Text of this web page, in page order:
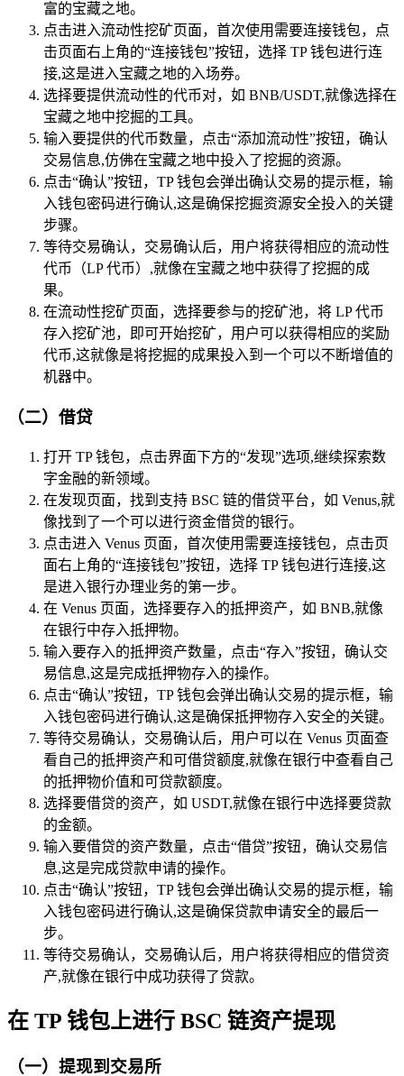
富的宝藏之地。
点击进入流动性挖矿页面，首次使用需要连接钱包，点
击页面右上角的“连接钱包”按钮，选择 TP 钱包进行连
接,这是进入宝藏之地的入场券。
选择要提供流动性的代币对，如 BNB/USDT,就像选择在
宝藏之地中挖掘的工具。
输入要提供的代币数量，点击“添加流动性”按钮，确认
交易信息,仿佛在宝藏之地中投入了挖掘的资源。
点击“确认”按钮，TP 钱包会弹出确认交易的提示框，输
入钱包密码进行确认,这是确保挖掘资源安全投入的关键
步骤。
等待交易确认，交易确认后，用户将获得相应的流动性
代币（LP 代币）,就像在宝藏之地中获得了挖掘的成
果。
在流动性挖矿页面，选择要参与的挖矿池，将 LP 代币
存入挖矿池，即可开始挖矿，用户可以获得相应的奖励
代币,这就像是将挖掘的成果投入到一个可以不断增值的
机器中。
（二）借贷
打开 TP 钱包，点击界面下方的“发现”选项,继续探索数
字金融的新领域。
在发现页面，找到支持 BSC 链的借贷平台，如 Venus,就
像找到了一个可以进行资金借贷的银行。
点击进入 Venus 页面，首次使用需要连接钱包，点击页
面右上角的“连接钱包”按钮，选择 TP 钱包进行连接,这
是进入银行办理业务的第一步。
在 Venus 页面，选择要存入的抵押资产，如 BNB,就像
在银行中存入抵押物。
输入要存入的抵押资产数量，点击“存入”按钮，确认交
易信息,这是完成抵押物存入的操作。
点击“确认”按钮，TP 钱包会弹出确认交易的提示框，输
入钱包密码进行确认,这是确保抵押物存入安全的关键。
等待交易确认，交易确认后，用户可以在 Venus 页面查
看自己的抵押资产和可借贷额度,就像在银行中查看自己
的抵押物价值和可贷款额度。
选择要借贷的资产，如 USDT,就像在银行中选择要贷款
的金额。
输入要借贷的资产数量，点击“借贷”按钮，确认交易信
息,这是完成贷款申请的操作。
点击“确认”按钮，TP 钱包会弹出确认交易的提示框，输
入钱包密码进行确认,这是确保贷款申请安全的最后一
步。
等待交易确认，交易确认后，用户将获得相应的借贷资
产,就像在银行中成功获得了贷款。
在 TP 钱包上进行 BSC 链资产提现
（一）提现到交易所